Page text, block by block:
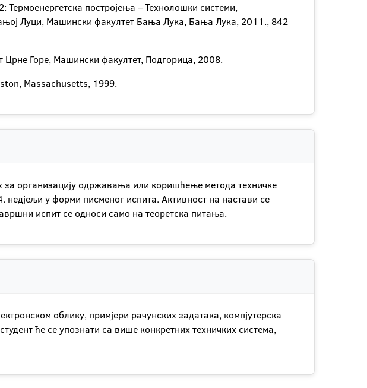
постројења – Технолошки системи,
Луци, Машински факултет Бања Лука, Бања Лука, 2011., 842
Црне Горе, Машински факултет, Подгорица, 2008.
Massachusetts, 1999.
за организацију одржавања или коришћење метода техничке
у форми писменог испита. Активност на настави се
испит се односи само на теоретска питања.
облику, примјери рачунских задатака, компјутерска
ће се упознати са више конкретних техничких система,